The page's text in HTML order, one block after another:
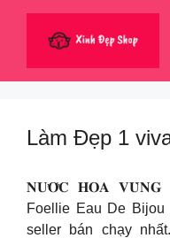
dung
Làm Đẹp 1
𝐍𝐔̛𝐎̛́𝐂 𝐇𝐎𝐀 𝐕𝐔̀𝐍𝐆
Foellie Eau De
seller bán chạy